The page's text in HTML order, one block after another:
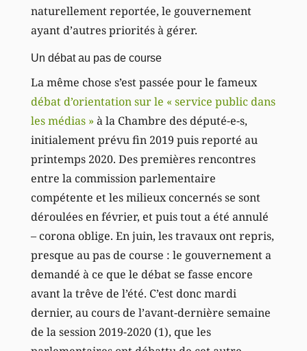
naturellement reportée, le gouvernement
ayant d’autres priorités à gérer.
Un débat au pas de course
La même chose s’est passée pour le fameux
débat d’orientation sur le « service public dans
les médias »à la Chambre des député-e-s,
initialement prévu fin 2019 puis reporté au
printemps 2020. Des premières rencontres
entre la commission parlementaire
compétente et les milieux concernés se sont
déroulées en février, et puis tout a été annulé
– corona oblige. En juin, les travaux ont repris,
presque au pas de course : le gouvernement a
demandé à ce que le débat se fasse encore
avant la trêve de l’été. C’est donc mardi
dernier, au cours de l’avant-dernière semaine
de la session 2019-2020 (1), que les